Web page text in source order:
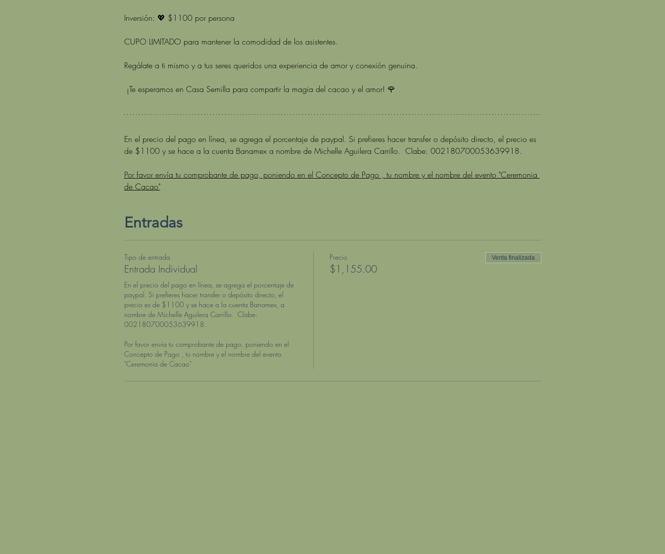
Inversión: 💖 $1100 por persona
CUPO LIMITADO para mantener la comodidad de los asistentes.
Regálate a ti mismo y a tus seres queridos una experiencia de amor y conexión genuina.
¡Te esperamos en Casa Semilla para compartir la magia del cacao y el amor! 🌹
En el precio del pago en línea, se agrega el porcentaje de paypal. Si prefieres hacer transfer o depósito directo, el precio es
de $1100 y se hace a la cuenta Banamex a nombre de Michelle Aguilera Carrillo.  Clabe: 002180700053639918.
Por favor envía tu comprobante de pago, poniendo en el Concepto de Pago , tu nombre y el nombre del evento "Ceremonia
de Cacao"
Entradas
Tipo de entrada
Entrada Individual
En el precio del pago en línea, se agrega el porcentaje de
paypal. Si prefieres hacer transfer o depósito directo, el
precio es de $1100 y se hace a la cuenta Banamex, a
nombre de Michelle Aguilera Carrillo.  Clabe:
002180700053639918.
Por favor envía tu comprobante de pago, poniendo en el
Concepto de Pago , tu nombre y el nombre del evento
"Ceremonia de Cacao"
Precio
$1,155.00
Venta finalizada